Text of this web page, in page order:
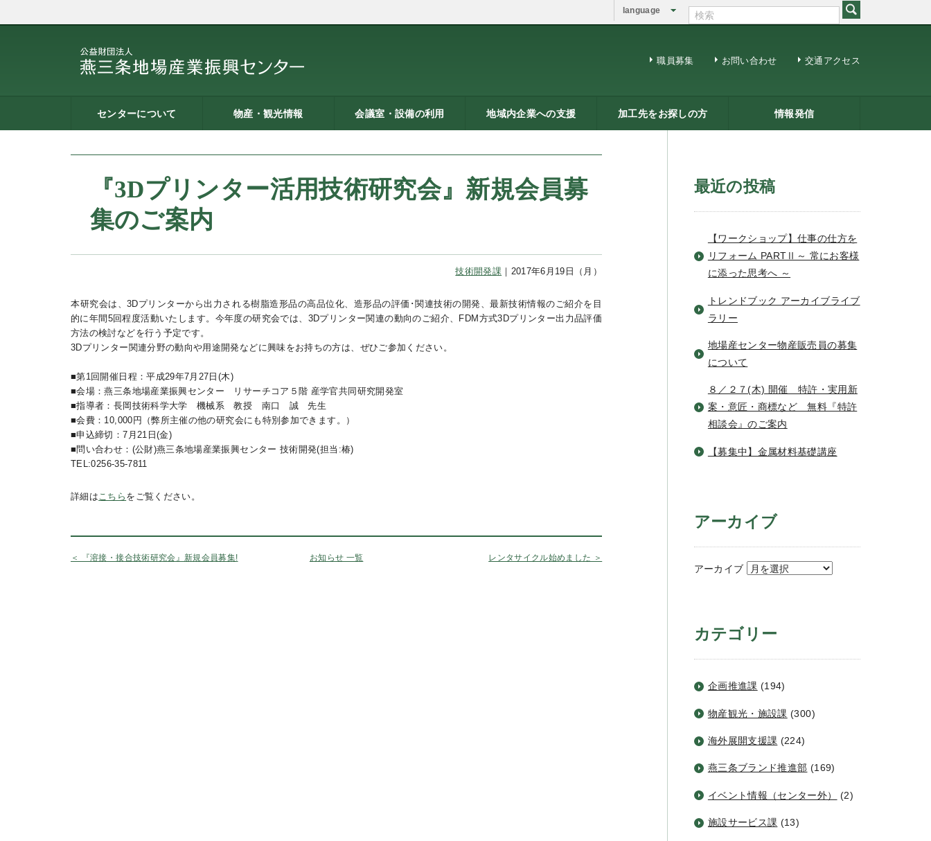
language
職員募集 お問い合わせ 交通アクセス
センターについて
ーとは
物産・観光情報
ター
ョップ）
会議室・設備の利用
いて
ついて
って
地域内企業への支援 加工先をお探しの方 情報発信
最近の投稿
【ワークショップ】仕事の仕方を
リフォーム PARTⅡ～ 常にお客様
に添った思考へ ～
トレンドブック アーカイブライブ
ラリー
地場産センター物産販売員の募集
について
８／２７(木) 開催 特許・実用新
案・意匠・商標など 無料『特許
相談会』のご案内
【募集中】金属材料基礎講座
アーカイブ
アーカイブ
カテゴリー
企画推進課 (194)
物産観光・施設課 (300)
海外展開支援課 (224)
燕三条ブランド推進部 (169)
イベント情報（センター外） (2)
施設サービス課 (13)
『3Dプリンター活用技術研究会』新規会員募
集のご案内
技術開発課 ｜2017年6月19日（月）
本研究会は、3Dプリンターから出力される樹脂造形品の高品位化、造形品の評価･関連技術の開発、最新技術情報のご紹介を目
的に年間5回程度活動いたします。今年度の研究会では、3Dプリンター関連の動向のご紹介、FDM方式3Dプリンター出力品評価
方法の検討などを行う予定です。
3Dプリンター関連分野の動向や用途開発などに興味をお持ちの方は、ぜひご参加ください。
■第1回開催日程：平成29年7月27日(木)
■会場：燕三条地場産業振興センター リサーチコア５階 産学官共同研究開発室
■指導者：長岡技術科学大学 機械系 教授 南口 誠 先生
■会費：10,000円（弊所主催の他の研究会にも特別参加できます。）
■申込締切：7月21日(金)
■問い合わせ：(公財)燕三条地場産業振興センター 技術開発(担当:椿)
TEL:0256-35-7811
詳細は こちら をご覧ください。
＜ 『溶接・接合技術研究会』新規会員募集! お知らせ 一覧 レンタサイクル始めました ＞